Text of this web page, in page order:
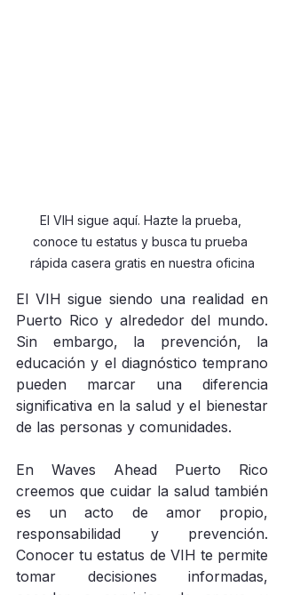
El VIH sigue aquí. Hazte la prueba,
conoce tu estatus y busca tu prueba
rápida casera gratis en nuestra oficina
El VIH sigue siendo una realidad en
Puerto Rico y alrededor del mundo.
Sin embargo, la prevención, la
educación y el diagnóstico temprano
pueden marcar una diferencia
significativa en la salud y el bienestar
de las personas y comunidades.
En Waves Ahead Puerto Rico
creemos que cuidar la salud también
es un acto de amor propio,
responsabilidad y prevención.
Conocer tu estatus de VIH te permite
tomar decisiones informadas,